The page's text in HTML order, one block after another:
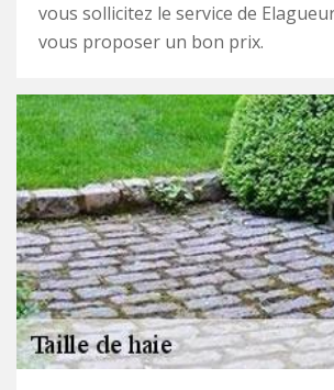
vous sollicitez le service de
vous proposer un bon prix.